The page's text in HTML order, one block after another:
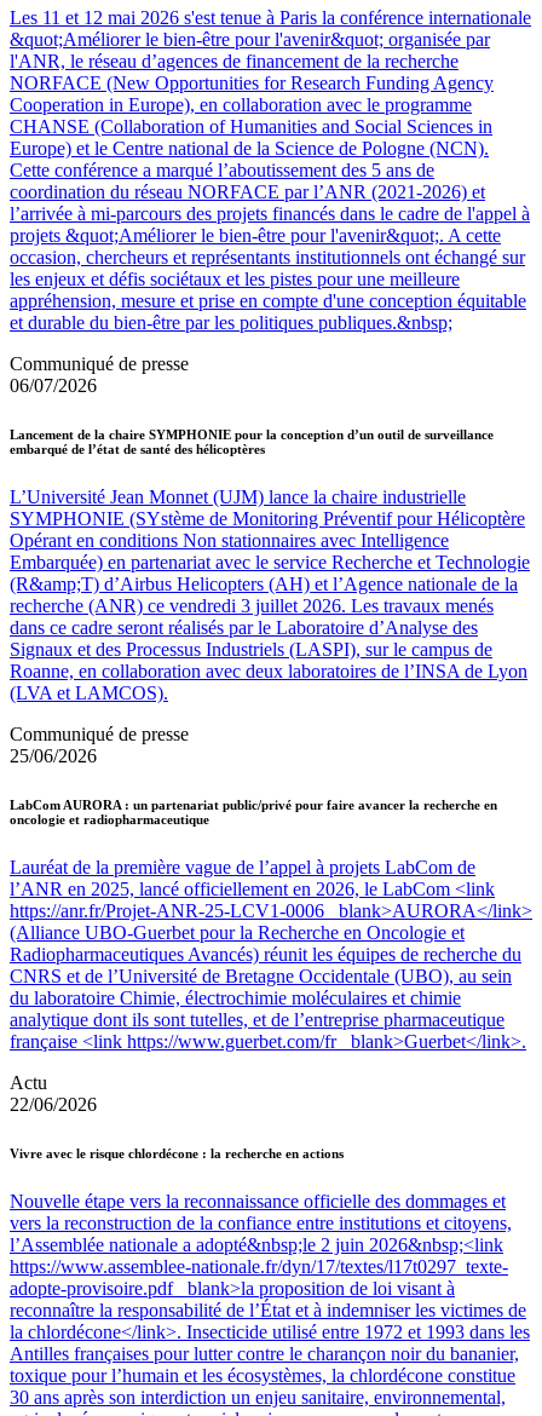
Les 11 et 12 mai 2026 s'est tenue à Paris la conférence internationale
&quot;Améliorer le bien-être pour l'avenir&quot; organisée par
l'ANR, le réseau d’agences de financement de la recherche
NORFACE (New Opportunities for Research Funding Agency
Cooperation in Europe), en collaboration avec le programme
CHANSE (Collaboration of Humanities and Social Sciences in
Europe) et le Centre national de la Science de Pologne (NCN).
Cette conférence a marqué l’aboutissement des 5 ans de
coordination du réseau NORFACE par l’ANR (2021-2026) et
l’arrivée à mi-parcours des projets financés dans le cadre de l'appel à
projets &quot;Améliorer le bien-être pour l'avenir&quot;. A cette
occasion, chercheurs et représentants institutionnels ont échangé sur
les enjeux et défis sociétaux et les pistes pour une meilleure
appréhension, mesure et prise en compte d'une conception équitable
et durable du bien-être par les politiques publiques.&nbsp;
Communiqué de presse
06/07/2026
Lancement de la chaire SYMPHONIE pour la conception d’un outil de surveillance
embarqué de l’état de santé des hélicoptères
L’Université Jean Monnet (UJM) lance la chaire industrielle
SYMPHONIE (SYstème de Monitoring Préventif pour Hélicoptère
Opérant en conditions Non stationnaires avec Intelligence
Embarquée) en partenariat avec le service Recherche et Technologie
(R&amp;T) d’Airbus Helicopters (AH) et l’Agence nationale de la
recherche (ANR) ce vendredi 3 juillet 2026. Les travaux menés
dans ce cadre seront réalisés par le Laboratoire d’Analyse des
Signaux et des Processus Industriels (LASPI), sur le campus de
Roanne, en collaboration avec deux laboratoires de l’INSA de Lyon
(LVA et LAMCOS).
Communiqué de presse
25/06/2026
LabCom AURORA : un partenariat public/privé pour faire avancer la recherche en
oncologie et radiopharmaceutique
Lauréat de la première vague de l’appel à projets LabCom de
l’ANR en 2025, lancé officiellement en 2026, le LabCom <link
https://anr.fr/Projet-ANR-25-LCV1-0006 _blank>AURORA</link>
(Alliance UBO-Guerbet pour la Recherche en Oncologie et
Radiopharmaceutiques Avancés) réunit les équipes de recherche du
CNRS et de l’Université de Bretagne Occidentale (UBO), au sein
du laboratoire Chimie, électrochimie moléculaires et chimie
analytique dont ils sont tutelles, et de l’entreprise pharmaceutique
française <link https://www.guerbet.com/fr _blank>Guerbet</link>.
Actu
22/06/2026
Vivre avec le risque chlordécone : la recherche en actions
Nouvelle étape vers la reconnaissance officielle des dommages et
vers la reconstruction de la confiance entre institutions et citoyens,
l’Assemblée nationale a adopté&nbsp;le 2 juin 2026&nbsp;<link
https://www.assemblee-nationale.fr/dyn/17/textes/l17t0297_texte-
adopte-provisoire.pdf _blank>la proposition de loi visant à
reconnaître la responsabilité de l’État et à indemniser les victimes de
la chlordécone</link>. Insecticide utilisé entre 1972 et 1993 dans les
Antilles françaises pour lutter contre le charançon noir du bananier,
toxique pour l’humain et les écosystèmes, la chlordécone constitue
30 ans après son interdiction un enjeu sanitaire, environnemental,